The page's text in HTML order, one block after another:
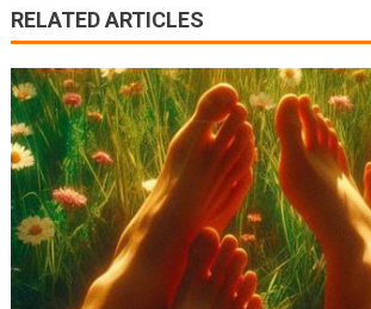
RELATED ARTICLES